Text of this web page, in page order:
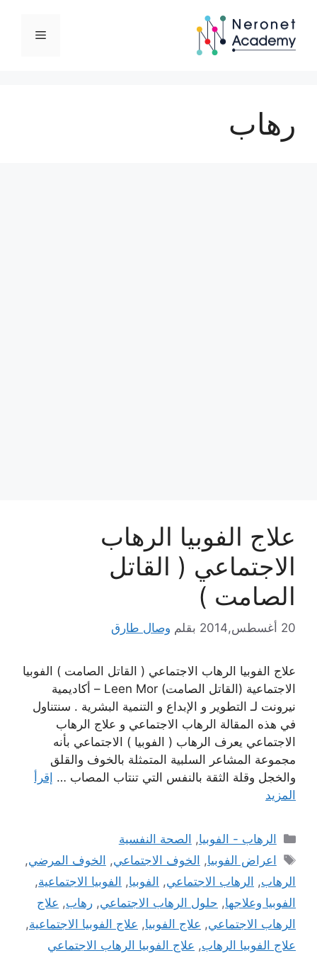
المحتوى
القائمة
رهاب
علاج الفوبيا الرهاب
الاجتماعي ( القاتل
الصامت )
20 أغسطس,2014 بقلم وصال طارق
علاج الفوبيا الرهاب الاجتماعي ( القاتل الصامت ) الفوبيا
الاجتماعية (القاتل الصامت) Leen Mor – أكاديمية
نيرونت لـ التطوير و الإبداع و التنمية البشرية . سنتناول
في هذه المقالة الرهاب الاجتماعي و علاج الرهاب
الاجتماعي يعرف الرهاب ( الفوبيا ) الاجتماعي بأنه
مجموعة المشاعر السلبية المتمثلة بالخوف والقلق
والخجل وقلة الثقة بالنفس التي تنتاب المصاب … إقرأ
المزيد
التصنيفات
الرهاب - الفوبيا, الصحة النفسية
الوسوم
اعراض الفوبيا, الخوف الاجتماعي, الخوف المرضي,
الرهاب, الرهاب الاجتماعي, الفوبيا, الفوبيا الاجتماعية,
الفوبيا وعلاجها, حلول الرهاب الاجتماعي, رهاب, علاج
الرهاب الاجتماعي, علاج الفوبيا, علاج الفوبيا الاجتماعية,
علاج الفوبيا الرهاب, علاج الفوبيا الرهاب الاجتماعي